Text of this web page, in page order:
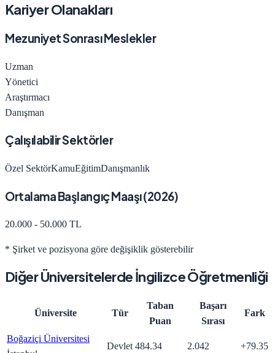
Kariyer Olanakları
Mezuniyet Sonrası Meslekler
Uzman
Yönetici
Araştırmacı
Danışman
Çalışılabilir Sektörler
Özel SektörKamuEğitimDanışmanlık
Ortalama Başlangıç Maaşı (2026)
20.000 - 50.000 TL
* Şirket ve pozisyona göre değişiklik gösterebilir
Diğer Üniversitelerdeİngilizce Öğretmenliği
Üniversite Tür
Taban
Puan
Başarı
Sırası
Fark
Boğaziçi Üniversitesi
Devlet 484.34 2.042 +79.35